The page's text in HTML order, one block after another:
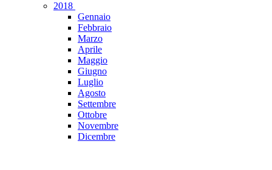
2018
Gennaio
Febbraio
Marzo
Aprile
Maggio
Giugno
Luglio
Agosto
Settembre
Ottobre
Novembre
Dicembre